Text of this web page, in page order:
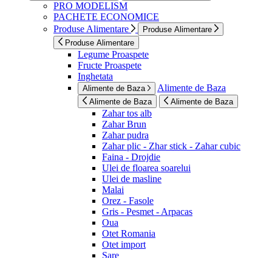
PRO MODELISM
PACHETE ECONOMICE
Produse Alimentare
Produse Alimentare
Produse Alimentare
Legume Proaspete
Fructe Proaspete
Inghetata
Alimente de Baza Alimente de Baza
Alimente de Baza Alimente de Baza
Zahar tos alb
Zahar Brun
Zahar pudra
Zahar plic - Zhar stick - Zahar cubic
Faina - Drojdie
Ulei de floarea soarelui
Ulei de masline
Malai
Orez - Fasole
Gris - Pesmet - Arpacas
Oua
Otet Romania
Otet import
Sare